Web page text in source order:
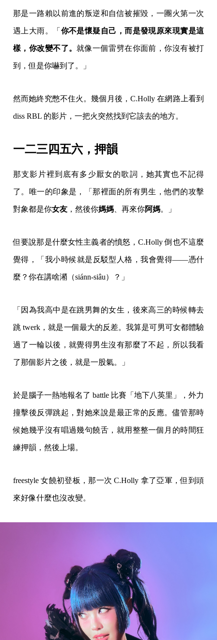
那是一路賴以前進的叛逆和自信被摧毀，一團火第一次
遇上大雨。「 你不是懷疑自己，而是發現原來現實是這
樣，你改變不了。 就像一個雷劈在你面前，你沒有被打
到，但是你嚇到了。」
然而她終究憋不住火。幾個月後，C.Holly 在網路上看到
diss RBL 的影片，一把火突然找到它該去的地方。
一二三四五六，押韻
那支影片裡到底有多少厭女的歌詞，她其實也不記得
了。唯一的印象是，「那裡面的所有男生，他們的攻擊
對象都是你女友 ，然後你媽媽 、再來你阿媽。」
但要說那是什麼女性主義者的憤怒，C.Holly 倒也不這麼
覺得，「我小時候就是反駁型人格，我會覺得——憑什
麼？你在講啥潲（siánn-siâu）？」
「因為我高中是在跳男舞的女生，後來高三的時候轉去
跳 twerk，就是一個最大的反差。我算是可男可女都體驗
過了一輪以後，就覺得男生沒有那麼了不起，所以我看
了那個影片之後，就是一股氣。」
於是腦子一熱地報名了 battle 比賽「地下八英里」，外力
撞擊後反彈跳起，對她來說是最正常的反應。儘管那時
候她幾乎沒有唱過幾句饒舌，就用整整一個月的時間狂
練押韻，然後上場。
freestyle 女饒初登板，那一次 C.Holly 拿了亞軍，但到頭
來好像什麼也沒改變。